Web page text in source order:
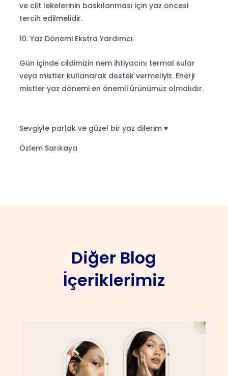
ve cilt lekelerinin baskılanması için yaz öncesi
tercih edilmelidir.
Yaz Dönemi Ekstra Yardımcı
Gün içinde cildimizin nem ihtiyacını termal sular
veya mistler kullanarak destek vermeliyiz. Enerji
mistler yaz dönemi en önemli ürünümüz olmalıdır.
Sevgiyle parlak ve güzel bir yaz dilerim ♥
Özlem Sarıkaya
Diğer Blog
İçeriklerimiz